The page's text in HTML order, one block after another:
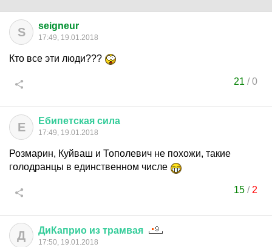
S seigneur
17:49, 19.01.2018
Кто все эти люди???
21 /0
Е Ебипетская сила
17:49, 19.01.2018
Розмарин, Куйваш и Тополевич не похожи, такие
голодранцы в единственном числе
15 / 2
Д ДиКаприо из трамвая
17:50, 19.01.2018